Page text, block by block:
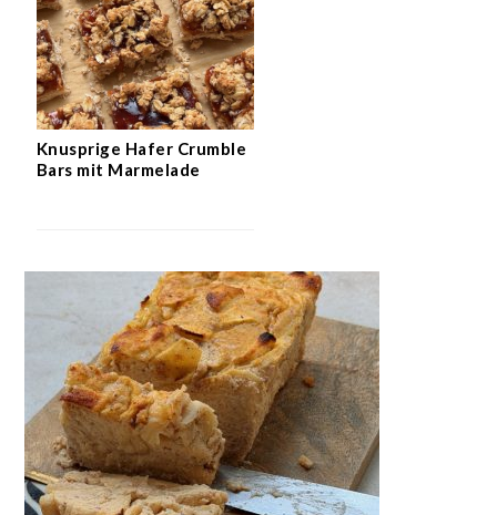
Knusprige Hafer Crumble
Bars mit Marmelade